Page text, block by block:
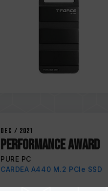
Dec / 2021
PERFORMANCE AWARD
PURE PC
CARDEA A440 M.2 PCIe SSD